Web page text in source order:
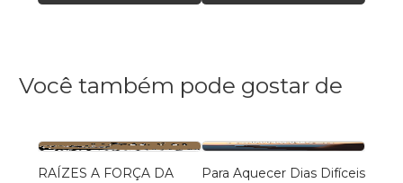
Você também pode gostar de
RAÍZES A FORÇA DA
Para Aquecer Dias Difíceis